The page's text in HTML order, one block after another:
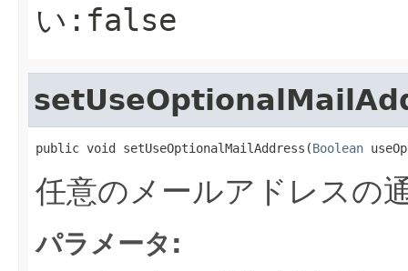
い:false
public void setUseOptionalMailAddress(Boolean
任意のメールアドレスの
パラメータ: